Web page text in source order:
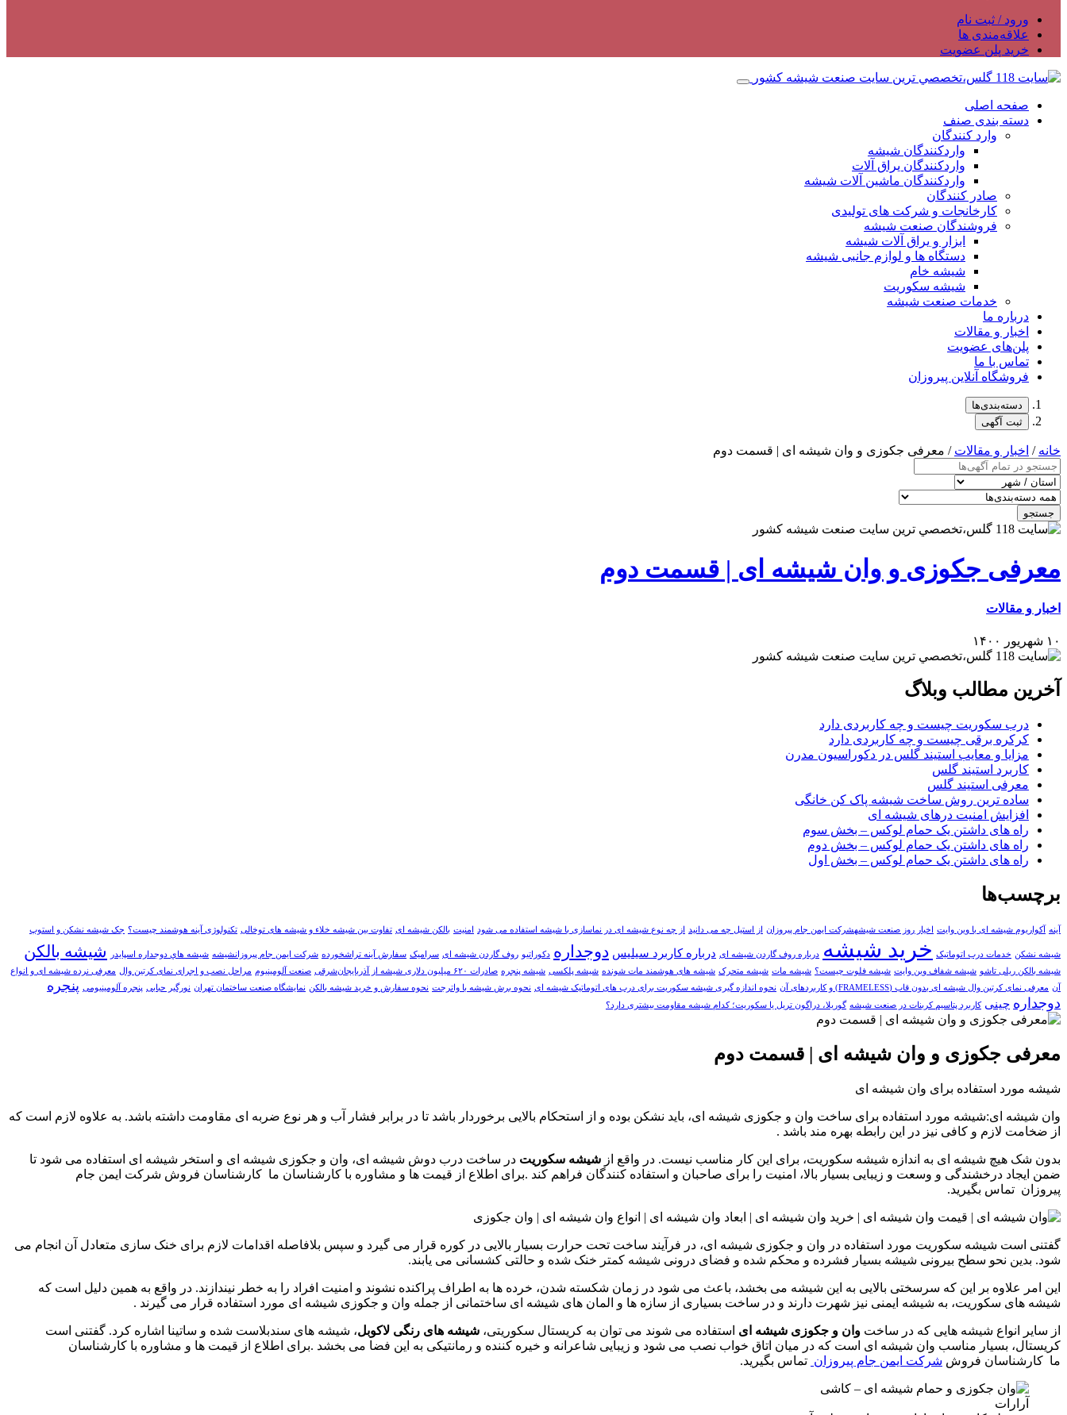
ورود / ثبت نام
علاقه‌مندی ها
خرید پلن عضویت
صفحه اصلی
دسته بندی صنف
وارد کنندگان
واردکنندگان شیشه
واردکنندگان یراق آلات
واردکنندگان ماشین آلات شیشه
صادر کنندگان
کارخانجات و شرکت های تولیدی
فروشندگان صنعت شیشه
ابزار و یراق آلات شیشه
دستگاه ها و لوازم جانبی شیشه
شیشه خام
شیشه سکوریت
خدمات صنعت شیشه
درباره ما
اخبار و مقالات
پلن‌های عضویت
تماس با ما
فروشگاه آنلاین پیروزان
دسته‌بندی‌ها
ثبت آگهی
خانه / اخبار و مقالات / معرفی جکوزی و وان شیشه ای | قسمت دوم
جستجو
معرفی جکوزی و وان شیشه ای | قسمت دوم
اخبار و مقالات
۱۰ شهریور ۱۴۰۰
آخرین مطالب وبلاگ
درب سکوریت چیست و چه کاربردی دارد
کرکره برقی چیست و چه کاربردی دارد
مزایا و معایب استیند گلس در دکوراسیون مدرن
کاربرد استیند گلس
معرفی استیند گلس
ساده ترین روش ساخت شیشه پاک کن خانگی
افزایش امنیت درهای شیشه ای
راه های داشتن یک حمام لوکس – بخش سوم
راه های داشتن یک حمام لوکس – بخش دوم
راه های داشتن یک حمام لوکس – بخش اول
برچسب‌ها
آينه آکواریوم شیشه ای با وین وایت اخیار روز صنعت شیشهشرکت ایمن جام پیروزان از استیل چه می دانید از چه نوع شیشه ای در نماسازی با شیشه استفاده می شود امنیت بالکن شیشه ای تفاوت بین شیشه خلاء و شیشه های توخالی تکنولوژی آینه هوشمند چیست؟ جک شیشه نشکن و استوپ
شیشه نشکن خدمات درب اتوماتیک خرید شیشه درباره روف گاردن شیشه ای درباره کاربرد سیلیس دوجداره دکوراتیو روف گاردن شیشه ای سرامیک سفارش آينه تراشخورده شرکت ایمن جام پیروزانشیشه شيشه هاي دوجداره اسپايدر شیشه بالکن
شیشه بالکن ریلی تاشو شیشه شفاف وین وایت شیشه فلوت چیست؟ شیشه مات شیشه متحرک شیشه های هوشمند مات شونده شیشه پلکسی شیشه پنجره صادرات ۶۲۰ میلیون دلاری شیشه از آذربایجان‌شرقی صنعت آلومینیوم مراحل نصب و اجرای نمای کرتین وال معرفی نرده شیشه ای و انواع
آن معرفی نمای کرتین وال شیشه ای بدون قاب (FRAMELESS) و کاربردهای آن نحوه اندازه گیری شیشه سکوریت برای درب های اتوماتیک شیشه ای نحوه برش شیشه با واترجت نحوه سفارش و خريد شيشه بالکن نمایشگاه صنعت ساختمان تهران نورگیر حبابی پنجره آلومینیومی پنجره
دوجداره چینی کاربرد پتاسیم کربنات در صنعت شیشه گوریلا، دراگون تریل یا سکوریت؛ کدام شیشه مقاومت بیشتری دارد؟
معرفی جکوزی و وان شیشه ای | قسمت دوم
شیشه مورد استفاده برای وان شیشه ای
وان شیشه ای:شیشه مورد استفاده برای ساخت وان و جکوزی شیشه ای، باید نشکن بوده و از استحکام بالایی برخوردار باشد تا در برابر فشار آب و هر نوع ضربه ای مقاومت داشته باشد. به علاوه لازم است که
از ضخامت لازم و کافی نیز در این رابطه بهره مند باشد .
بدون شک هیچ شیشه ای به اندازه شیشه سکوریت، برای این کار مناسب نیست. در واقع از شیشه سکوریت در ساخت درب دوش شیشه ای، وان و جکوزی شیشه ای و استخر شیشه ای استفاده می شود تا
ضمن ایجاد درخشندگی و وسعت و زیبایی بسیار بالا، امنیت را برای صاحبان و استفاده کنندگان فراهم کند .برای اطلاع از قیمت ها و مشاوره با کارشناسان ما کارشناسان فروش شرکت ایمن جام
پیروزان تماس بگیرید.
گفتنی است شیشه سکوریت مورد استفاده در وان و جکوزی شیشه ای، در فرآیند ساخت تحت حرارت بسیار بالایی در کوره قرار می گیرد و سپس بلافاصله اقدامات لازم برای خنک سازی متعادل آن انجام می
شود. بدین نحو سطح بیرونی شیشه بسیار فشرده و محکم شده و فضای درونی شیشه کمتر خنک شده و حالتی کشسانی می یابند.
این امر علاوه بر این که سرسختی بالایی به این شیشه می بخشد، باعث می شود در زمان شکسته شدن، خرده ها به اطراف پراکنده نشوند و امنیت افراد را به خطر نیندازند. در واقع به همین دلیل است که
شیشه های سکوریت، به شیشه ایمنی نیز شهرت دارند و در ساخت بسیاری از سازه ها و المان های شیشه ای ساختمانی از جمله وان و جکوزی شیشه ای مورد استفاده قرار می گیرند .
از سایر انواع شیشه هایی که در ساخت وان و جکوزی شیشه ای استفاده می شوند می توان به کریستال سکوریتی، شیشه های رنگی لاکوبل، شیشه های سندبلاست شده و ساتینا اشاره کرد. گفتنی است
کریستال، بسیار مناسب وان شیشه ای است که در میان اتاق خواب نصب می شود و زیبایی شاعرانه و خیره کننده و رمانتیکی به این فضا می بخشد .برای اطلاع از قیمت ها و مشاوره با کارشناسان
ما کارشناسان فروش شرکت ایمن جام پیروزان تماس بگیرید.